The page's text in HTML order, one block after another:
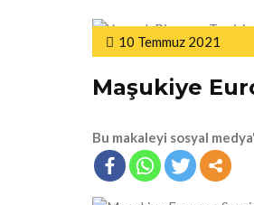
10 Temmuz 2021
Maşukiye
Bu makaleyi sosyal